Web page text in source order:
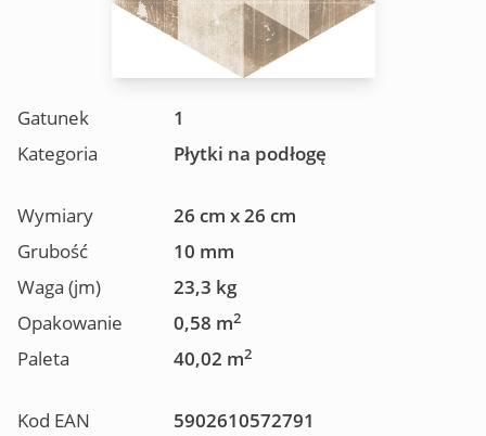
Gatunek
1
Kategoria
Płytki na podłogę
Wymiary
26 cm x 26 cm
Grubość
10 mm
Waga (jm)
23,3 kg
Opakowanie
0,58 m2
Paleta 40,02 m2
Kod EAN
5902610572791